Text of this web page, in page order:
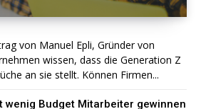
von Manuel Epli, Gründer von
wissen, dass die Generation Z
an sie stellt. Können Firmen...
wenig Budget Mitarbeiter gewinnen